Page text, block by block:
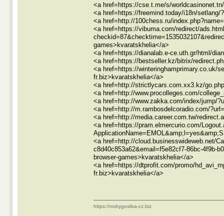
<a href=https://cse.t.me/s/
<a href=https://freemind.today/i18n/
<a href=http://100chess.ru/
<a href=https://vibuma.com/redirect/
games>kvaratskhelia</a>
<a href=https://dianalab.e-ce.uth.gr/html/
<a href=https://bestseller.kz/bitrix/
<a href=https://winteringhamprimary.co.uk/
fr.biz>kvaratskhelia</a>
<a href=http://strictlycars.com.xx3.kz/
<a href=http://www.procolleges.com/
<a href=http://www.zakka.com/index/jump/
<a href=http://m.rambosdelcoradio.com/
<a href=http://media.career.com.tw/
<a href=https://pram.elmercurio.com/
<a href=http://cloud.businesswideweb.net/
c8d40c853a62&email=f5e82cf7-86bc-4f9b-
browser-games>kvaratskhelia</a>
<a href=https://dtprofit.com/promo/
fr.biz>kvaratskhelia</a>
https://rodrygosilva-cz.biz